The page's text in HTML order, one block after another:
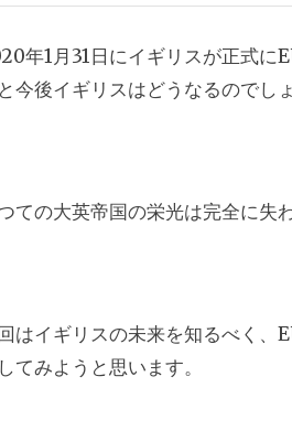
年1月31日にイギリスが正式に
今後イギリスはどうなるのでしょ
ての大英帝国の栄光は完全に失
はイギリスの未来を知るべく、
てみようと思います。